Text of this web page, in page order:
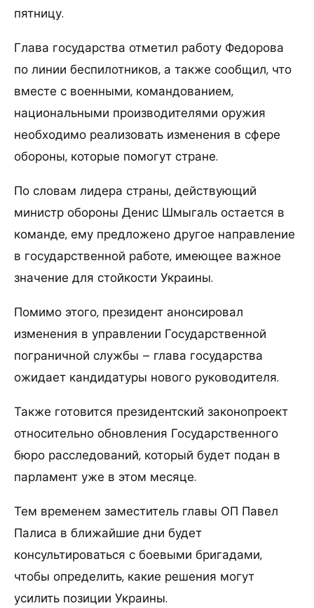
пятницу.
Глава государства отметил работу Федорова
по линии беспилотников, а также сообщил, что
вместе с военными, командованием,
национальными производителями оружия
необходимо реализовать изменения в сфере
обороны, которые помогут стране.
По словам лидера страны, действующий
министр обороны Денис Шмыгаль остается в
команде, ему предложено другое направление
в государственной работе, имеющее важное
значение для стойкости Украины.
Помимо этого, президент анонсировал
изменения в управлении Государственной
пограничной службы – глава государства
ожидает кандидатуры нового руководителя.
Также готовится президентский законопроект
относительно обновления Государственного
бюро расследований, который будет подан в
парламент уже в этом месяце.
Тем временем заместитель главы ОП Павел
Палиса в ближайшие дни будет
консультироваться с боевыми бригадами,
чтобы определить, какие решения могут
усилить позиции Украины.